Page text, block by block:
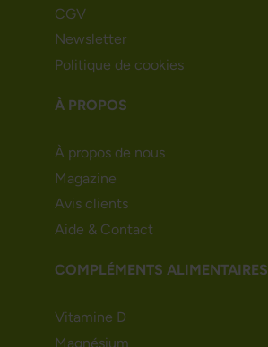
CGV
Newsletter
Politique de cookies
À PROPOS
À propos de nous
Magazine
Avis clients
Aide & Contact
COMPLÉMENTS ALIMENTAIRES
Vitamine D
Magnésium